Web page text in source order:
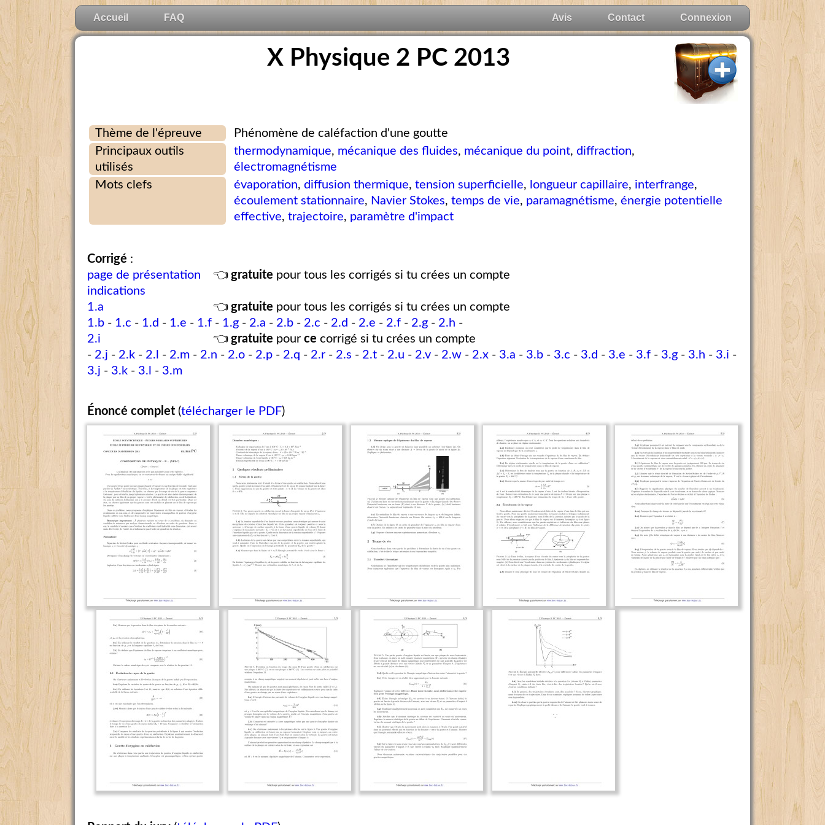
Accueil FAQ Connexion
Contact
Avis
X Physique 2 PC 2013
Thème de l'épreuve
Phénomène de caléfaction d'une goutte
Principaux outils
utilisés
thermodynamique, mécanique des fluides, mécanique du point,diffraction,
électromagnétisme
Mots clefs
évaporation,diffusion thermique,tension superficielle, longueur capillaire, interfrange,
écoulement stationnaire, Navier Stokes,temps de vie, paramagnétisme,énergie potentielle
effective,trajectoire, paramètre d'impact
Corrigé :
page de présentation
👈 gratuite pour tous les corrigés si tu crées un compte
indications
1.a
👈 gratuite pour tous les corrigés si tu crées un compte
1.b - 1.c - 1.d - 1.e - 1.f - 1.g - 2.a - 2.b - 2.c - 2.d - 2.e - 2.f - 2.g - 2.h -
2.i
👈 gratuite pour ce corrigé si tu crées un compte
- 2.j - 2.k - 2.l - 2.m - 2.n - 2.o - 2.p - 2.q - 2.r - 2.s - 2.t - 2.u - 2.v - 2.w - 2.x - 3.a - 3.b - 3.c - 3.d - 3.e - 3.f - 3.g - 3.h - 3.i -
3.j - 3.k - 3.l - 3.m
Énoncé complet (télécharger le PDF)